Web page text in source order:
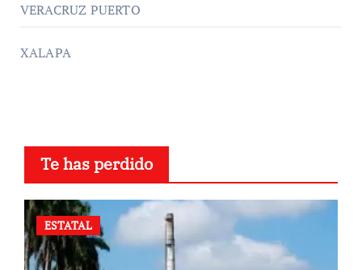
VERACRUZ PUERTO
XALAPA
Te has perdido
ESTATAL